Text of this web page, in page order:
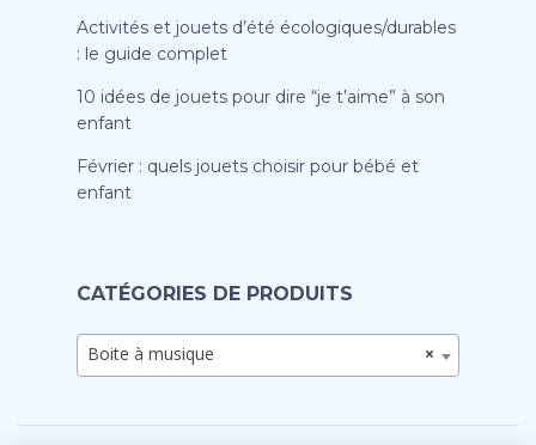
Activités et jouets d’été écologiques/durables
: le guide complet
10 idées de jouets pour dire “je t’aime” à son
enfant
Février : quels jouets choisir pour bébé et
enfant
CATÉGORIES DE PRODUITS
×
Boite à musique